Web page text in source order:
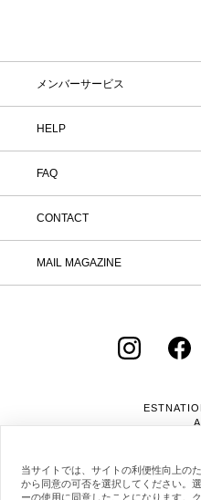
メンバーサービス
HELP
FAQ
CONTACT
MAIL MAGAZINE
当サイトでは、サイトの利便性向上の
から同意の可否を選択してください。
ーの使用に同意したことになります。